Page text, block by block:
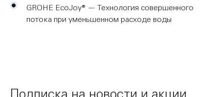
GROHE EcoJoy® — Технология совершенного
потока при уменьшенном расходе воды
Подписка на новости и акции